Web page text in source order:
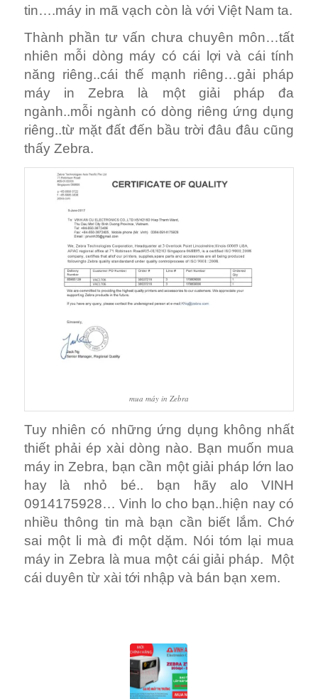
tin….máy in mã vạch còn là với Việt Nam ta.
Thành phần tư vấn chưa chuyên môn…tất
nhiên mỗi dòng máy có cái lợi và cái tính
năng riêng..cái thế mạnh riêng…gải pháp
máy in Zebra là một giải pháp đa
ngành..mỗi ngành có dòng riêng ứng dụng
riêng..từ mặt đất đến bầu trời đâu đâu cũng
thấy Zebra.
mua máy in Zebra
Tuy nhiên có những ứng dụng không nhất
thiết phải ép xài dòng nào. Bạn muốn mua
máy in Zebra, bạn cần một giải pháp lớn lao
hay là nhỏ bé.. bạn hãy alo VINH
0914175928… Vinh lo cho bạn..hiện nay có
nhiều thông tin mà bạn cần biết lắm. Chớ
sai một li mà đi một dặm. Nói tóm lại mua
máy in Zebra là mua một cái giải pháp. Một
cái duyên từ xài tới nhập và bán bạn xem.